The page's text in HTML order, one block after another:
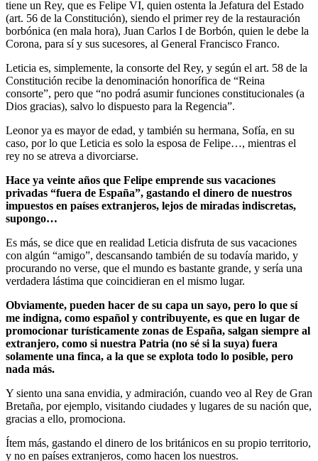
tiene un Rey, que es Felipe VI, quien ostenta la Jefatura del Estado
(art. 56 de la Constitución), siendo el primer rey de la restauración
borbónica (en mala hora), Juan Carlos I de Borbón, quien le debe la
Corona, para sí y sus sucesores, al General Francisco Franco.
Leticia es, simplemente, la consorte del Rey, y según el art. 58 de la
Constitución recibe la denominación honorífica de “Reina
consorte”, pero que “no podrá asumir funciones constitucionales (a
Dios gracias), salvo lo dispuesto para la Regencia”.
Leonor ya es mayor de edad, y también su hermana, Sofía, en su
caso, por lo que Leticia es solo la esposa de Felipe…, mientras el
rey no se atreva a divorciarse.
Hace ya veinte años que Felipe emprende sus vacaciones
privadas “fuera de España”, gastando el dinero de nuestros
impuestos en países extranjeros, lejos de miradas indiscretas,
supongo…
Es más, se dice que en realidad Leticia disfruta de sus vacaciones
con algún “amigo”, descansando también de su todavía marido, y
procurando no verse, que el mundo es bastante grande, y sería una
verdadera lástima que coincidieran en el mismo lugar.
Obviamente, pueden hacer de su capa un sayo, pero lo que sí
me indigna, como español y contribuyente, es que en lugar de
promocionar turísticamente zonas de España, salgan siempre al
extranjero, como si nuestra Patria (no sé si la suya) fuera
solamente una finca, a la que se explota todo lo posible, pero
nada más.
Y siento una sana envidia, y admiración, cuando veo al Rey de Gran
Bretaña, por ejemplo, visitando ciudades y lugares de su nación que,
gracias a ello, promociona.
Ítem más, gastando el dinero de los británicos en su propio territorio,
y no en países extranjeros, como hacen los nuestros.